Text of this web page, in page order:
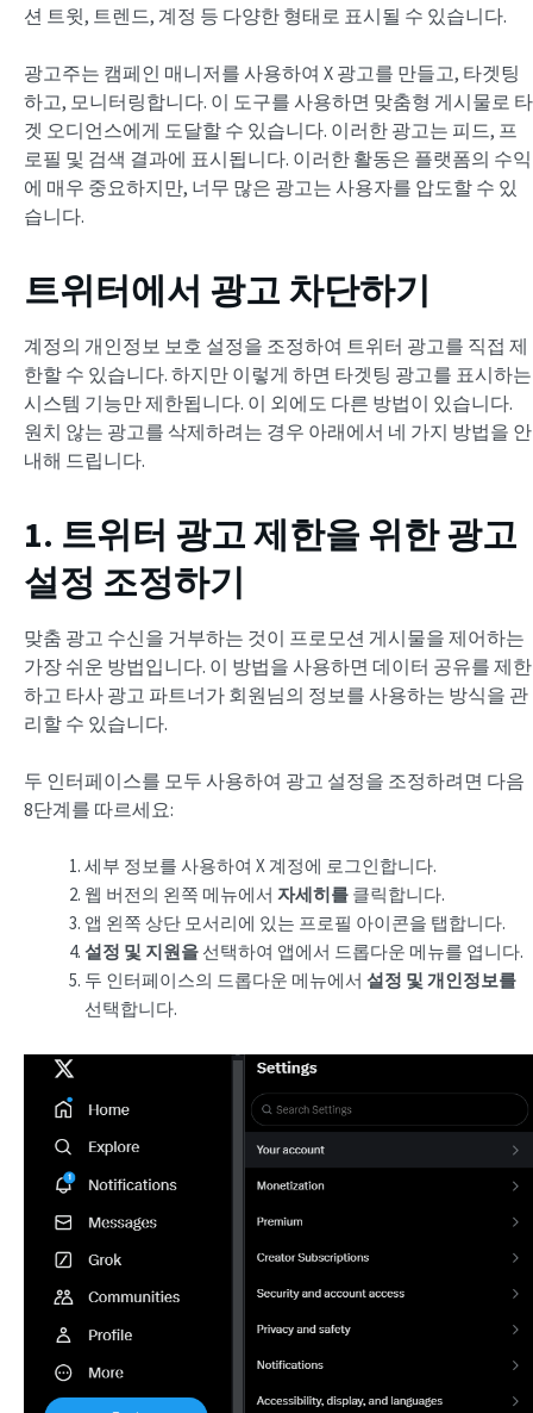
션 트윗, 트렌드, 계정 등 다양한 형태로 표시될 수 있습니다.
광고주는 캠페인 매니저를 사용하여 X 광고를 만들고, 타겟팅
하고, 모니터링합니다. 이 도구를 사용하면 맞춤형 게시물로 타
겟 오디언스에게 도달할 수 있습니다. 이러한 광고는 피드, 프
로필 및 검색 결과에 표시됩니다. 이러한 활동은 플랫폼의 수익
에 매우 중요하지만, 너무 많은 광고는 사용자를 압도할 수 있
습니다.
트위터에서 광고 차단하기
계정의 개인정보 보호 설정을 조정하여 트위터 광고를 직접 제
한할 수 있습니다. 하지만 이렇게 하면 타겟팅 광고를 표시하는
시스템 기능만 제한됩니다. 이 외에도 다른 방법이 있습니다.
원치 않는 광고를 삭제하려는 경우 아래에서 네 가지 방법을 안
내해 드립니다.
1. 트위터 광고 제한을 위한 광고
설정 조정하기
맞춤 광고 수신을 거부하는 것이 프로모션 게시물을 제어하는
가장 쉬운 방법입니다. 이 방법을 사용하면 데이터 공유를 제한
하고 타사 광고 파트너가 회원님의 정보를 사용하는 방식을 관
리할 수 있습니다.
두 인터페이스를 모두 사용하여 광고 설정을 조정하려면 다음
8단계를 따르세요:
세부 정보를 사용하여 X 계정에 로그인합니다.
웹 버전의 왼쪽 메뉴에서 자세히를 클릭합니다.
앱 왼쪽 상단 모서리에 있는 프로필 아이콘을 탭합니다.
설정 및 지원을 선택하여 앱에서 드롭다운 메뉴를 엽니다.
두 인터페이스의 드롭다운 메뉴에서 설정 및 개인정보를
선택합니다.